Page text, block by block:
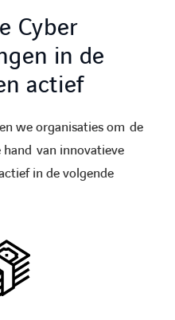
Cyber
in de
actief
we organisaties om de
van innovatieve
in de volgende